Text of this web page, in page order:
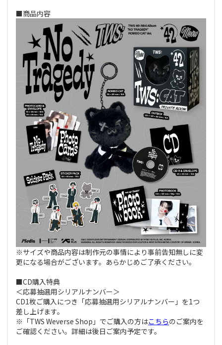
■商品内容
※サイズや商品内容は制作元の事情により事前告知無しに変
更になる場合がございます。あらかじめご了承ください。
■CD購入特典
＜応募抽選用シリアルナンバー＞
CD1枚ご購入につき「応募抽選用シリアルナンバー」を1つ
差し上げます。
※「TWS Weverse Shop」でご購入の方はこちらのご案内を
ご確認ください。詳細は後日ご案内予定です。